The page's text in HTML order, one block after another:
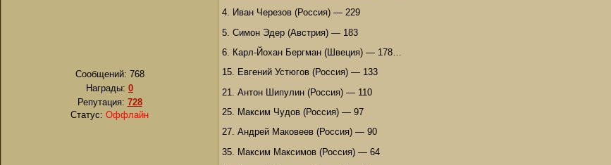
Сообщений: 768
Награды: 0
Репутация: 728
Статус: Оффлайн
4. Иван Черезов (Россия) — 229
5. Симон Эдер (Австрия) — 183
6. Карл-Йохан Бергман (Швеция) — 178…
15. Евгений Устюгов (Россия) — 133
21. Антон Шипулин (Россия) — 110
25. Максим Чудов (Россия) — 97
27. Андрей Маковеев (Россия) — 90
35. Максим Максимов (Россия) — 64